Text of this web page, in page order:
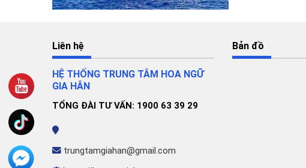
Liên hệ
HỆ THỐNG TRUNG TÂM HOA NGỮ
GIA HÂN
TỔNG ĐÀI TƯ VẤN: 1900 63 39 29
trungtamgiahan@gmail.com
Bản đồ